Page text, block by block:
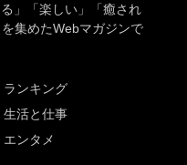
」「楽しい」「癒され
集めたWebマガジンで
ランキング
生活と仕事
エンタメ